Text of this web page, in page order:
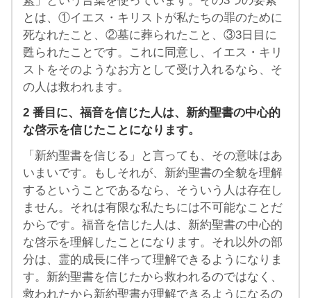
とは、①イエス・キリストが私たちの罪のために
死なれたこと、②墓に葬られたこと、③3日目に
甦られたことです。これに同意し、イエス・キリ
ストをそのようなお方として受け入れるなら、そ
の人は救われます。
2 番目に、福音を信じた人は、新約聖書の中心的
な啓示を信じたことになります。
「新約聖書を信じる」と言っても、その意味はあ
いまいです。もしそれが、新約聖書の全貌を理解
するということであるなら、そういう人は存在し
ません。それは有限な私たちには不可能なことだ
からです。福音を信じた人は、新約聖書の中心的
な啓示を理解したことになります。それ以外の部
分は、霊的成長に伴って理解できるようになりま
す。新約聖書を信じたから救われるのではなく、
救われたから新約聖書が理解できるようになるの